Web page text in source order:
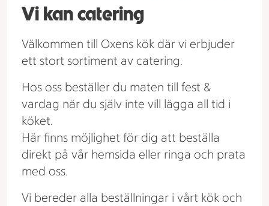
Vi kan catering
Välkommen till Oxens kök där vi erbjuder
ett stort sortiment av catering.
Hos oss beställer du maten till fest &
vardag när du själv inte vill lägga all tid i
köket.
Här finns möjlighet för dig att beställa
direkt på vår hemsida eller ringa och prata
med oss.
Vi bereder alla beställningar i vårt kök och